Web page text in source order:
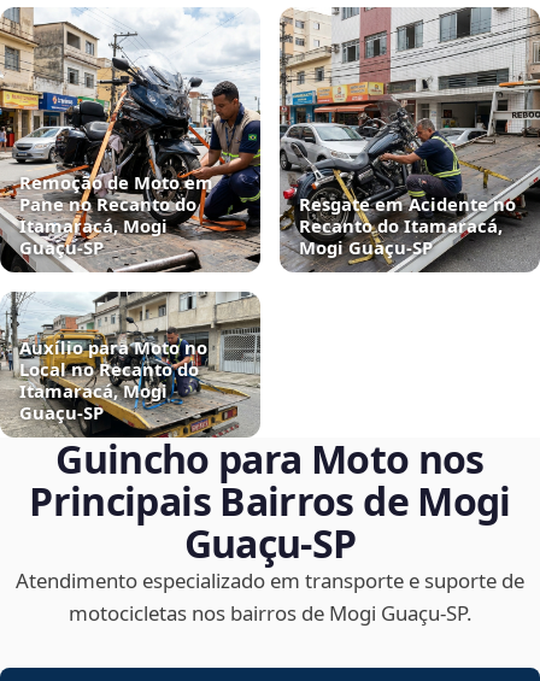
Remoção de Moto em
Pane no Recanto do
Itamaracá, Mogi
Guaçu‑SP
Resgate em Acidente no
Recanto do Itamaracá,
Mogi Guaçu‑SP
Auxílio para Moto no
Local no Recanto do
Itamaracá, Mogi
Guaçu‑SP
Guincho para Moto nos
Principais Bairros de Mogi
Guaçu‑SP
Atendimento especializado em transporte e suporte de
motocicletas nos bairros de Mogi Guaçu‑SP.